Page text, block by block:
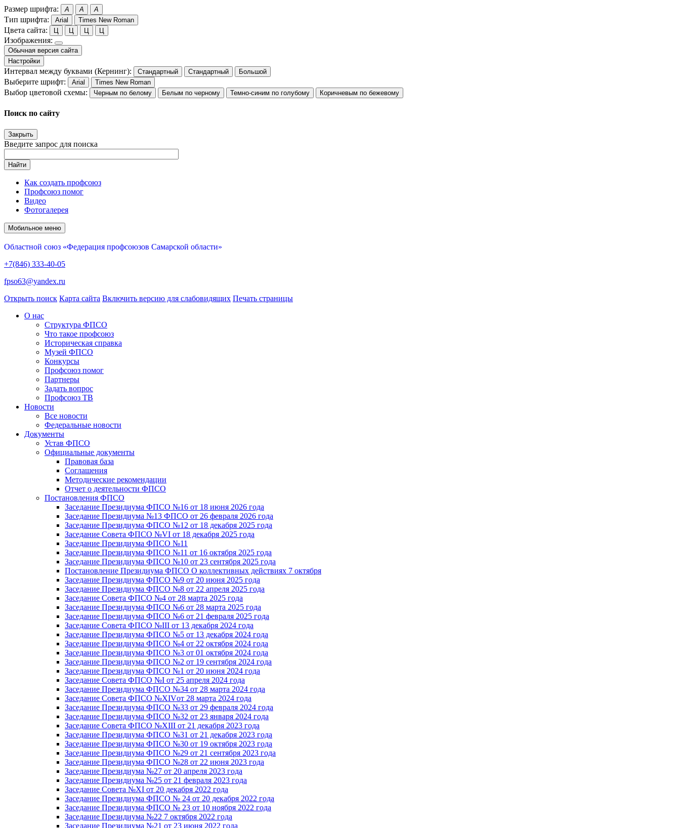
Размер шрифта: A A A
Тип шрифта: Arial Times New Roman
Цвета сайта: Ц Ц Ц Ц
Изображения:
Обычная версия сайта
Настройки
Интервал между буквами (Кернинг): Стандартный Стандартный Большой
Выберите шрифт: Arial Times New Roman
Выбор цветовой схемы: Черным по белому Белым по черному Темно-синим по голубому Коричневым по бежевому
Поиск по сайту
Закрыть
Введите запрос для поиска
Найти
Как создать профсоюз
Профсоюз помог
Видео
Фотогалерея
Мобильное меню
Областной союз «Федерация профсоюзов Самарской области»
+7(846) 333-40-05
fpso63@yandex.ru
Открыть поиск Карта сайта Включить версию для слабовидящих Печать страницы
О нас
Структура ФПСО
Что такое профсоюз
Историческая справка
Музей ФПСО
Конкурсы
Профсоюз помог
Партнеры
Задать вопрос
Профсоюз ТВ
Новости
Все новости
Федеральные новости
Документы
Устав ФПСО
Официальные документы
Правовая база
Соглашения
Методические рекомендации
Отчет о деятельности ФПСО
Постановления ФПСО
Заседание Президиума ФПСО №16 от 18 июня 2026 года
Заседание Президиума №13 ФПСО от 26 февраля 2026 года
Заседание Президиума ФПСО №12 от 18 декабря 2025 года
Заседание Совета ФПСО №VI от 18 декабря 2025 года
Заседание Президиума ФПСО №11
Заседание Президиума ФПСО №11 от 16 октября 2025 года
Заседание Президиума ФПСО №10 от 23 сентября 2025 года
Постановление Президиума ФПСО О коллективных действиях 7 октября
Заседание Президиума ФПСО №9 от 20 июня 2025 года
Заседание Президиума ФПСО №8 от 22 апреля 2025 года
Заседание Совета ФПСО №4 от 28 марта 2025 года
Заседание Президиума ФПСО №6 от 28 марта 2025 года
Заседание Президиума ФПСО №6 от 21 февраля 2025 года
Заседание Совета ФПСО №III от 13 декабря 2024 года
Заседание Президиума ФПСО №5 от 13 декабря 2024 года
Заседание Президиума ФПСО №4 от 22 октября 2024 года
Заседание Президиума ФПСО №3 от 01 октября 2024 года
Заседание Президиума ФПСО №2 от 19 сентября 2024 года
Заседание Президиума ФПСО №1 от 20 июня 2024 года
Заседание Совета ФПСО №I от 25 апреля 2024 года
Заседание Президиума ФПСО №34 от 28 марта 2024 года
Заседание Совета ФПСО №XIVот 28 марта 2024 года
Заседание Президиума ФПСО №33 от 29 февраля 2024 года
Заседание Президиума ФПСО №32 от 23 января 2024 года
Заседание Совета ФПСО №XIII от 21 декабря 2023 года
Заседание Президиума ФПСО №31 от 21 декабря 2023 года
Заседание Президиума ФПСО №30 от 19 октября 2023 года
Заседание Президиума ФПСО №29 от 21 сентября 2023 года
Заседание Президиума ФПСО №28 от 22 июня 2023 года
Заседание Президиума №27 от 20 апреля 2023 года
Заседание Президиума №25 от 21 февраля 2023 года
Заседание Совета №XI от 20 декабря 2022 года
Заседание Президиума ФПСО № 24 от 20 декабря 2022 года
Заседание Президиума ФПСО № 23 от 10 ноября 2022 года
Заседание Президиума №22 7 октября 2022 года
Заседание Президиума №21 от 23 июня 2022 года